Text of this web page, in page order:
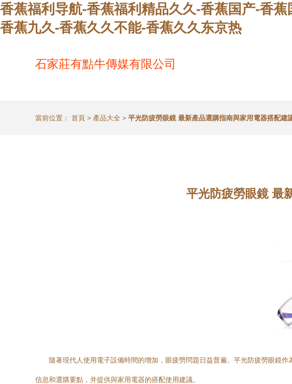
香蕉福利导航-香蕉福利精品久久-香蕉国产-香
香蕉九久-香蕉久久不能-香蕉久久东京热
石家莊有點牛傳媒有限公司
當前位置： 首頁 > 產品大全 > 平光防疲勞眼鏡 最新產品選購指南與家用電器搭配建
平光防疲勞眼鏡 最
隨著現代人使用電子設備時間的增加，眼疲勞問題日益普遍。平光防疲勞眼鏡
信息和選購要點，并提供與家用電器的搭配使用建議。